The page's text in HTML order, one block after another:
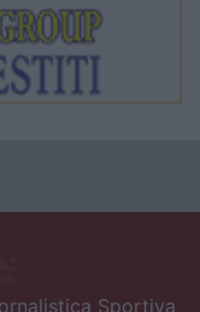
Sportiva